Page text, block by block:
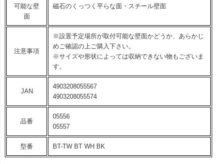
可能な壁
面
磁石のくっつく平らな面・スチール壁面
注意事項
※設置予定場所が取付可能な壁面かどうか、あらかじ
めご確認の上ご購入下さい。
※サイズや形状によっては収納できない物もございま
す。
JAN
4903208055567
4903208055574
品番
05556
05557
型番 BT-TW BT WH BK